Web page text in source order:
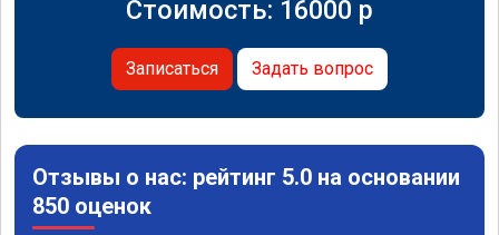
Стоимость: 16000 p
Записаться Задать вопрос
Отзывы о нас: рейтинг 5.0 на основании
850 оценок